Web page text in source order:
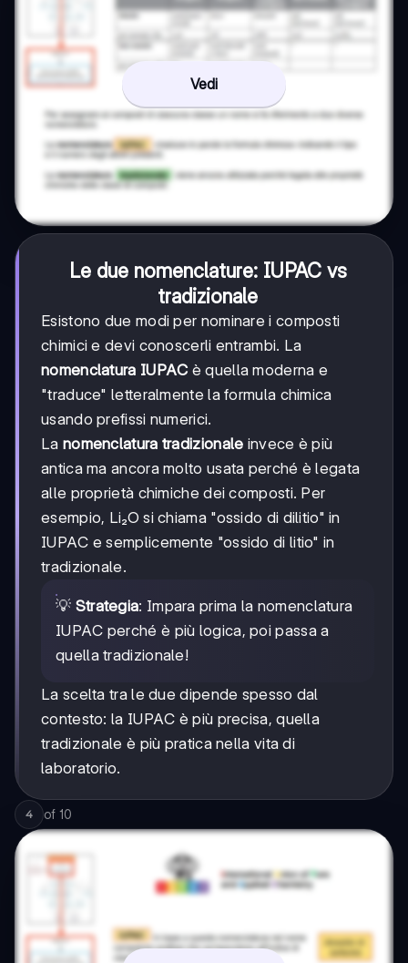
Vedi
Le due nomenclature: IUPAC vs
tradizionale
Esistono due modi per nominare i composti
chimici e devi conoscerli entrambi. La
nomenclatura IUPAC è quella moderna e
"traduce" letteralmente la formula chimica
usando prefissi numerici.
La nomenclatura tradizionale invece è più
antica ma ancora molto usata perché è legata
alle proprietà chimiche dei composti. Per
esempio, Li₂O si chiama "ossido di dilitio" in
IUPAC e semplicemente "ossido di litio" in
tradizionale.
💡 Strategia: Impara prima la nomenclatura
IUPAC perché è più logica, poi passa a
quella tradizionale!
La scelta tra le due dipende spesso dal
contesto: la IUPAC è più precisa, quella
tradizionale è più pratica nella vita di
laboratorio.
4 of 10